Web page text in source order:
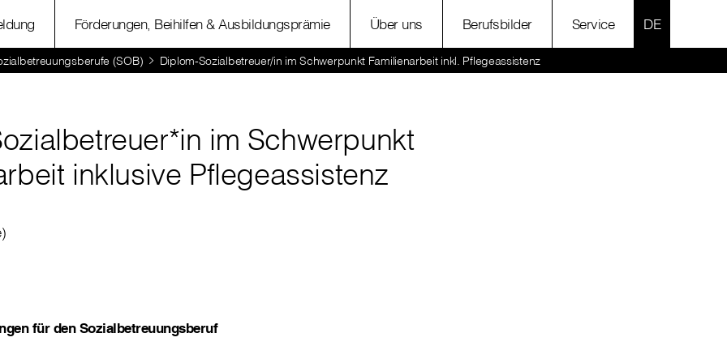
Förderungen, Beihilfen & Ausbildungsprämie Über uns Berufsbilder Service SPRACHE
(SOB) Diplom-Sozialbetreuer/in im Schwerpunkt Familienarbeit inkl. Pflegeassistenz
im Schwerpunkt
inklusive Pflegeassistenz
für den Sozialbetreuungsberuf